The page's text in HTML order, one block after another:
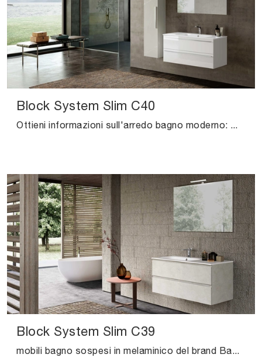
Block System Slim C40
Ottieni informazioni sull'arredo bagno moderno: mobili bagno sospesi in melaminico come il modello Block System Slim C40 di Baxar ti aspettano.
Block System Slim C39
mobili bagno sospesi in melaminico del brand Baxar: clicca e scopri l'arredo bagno moderno Block System Slim C39 per il bagno di casa.